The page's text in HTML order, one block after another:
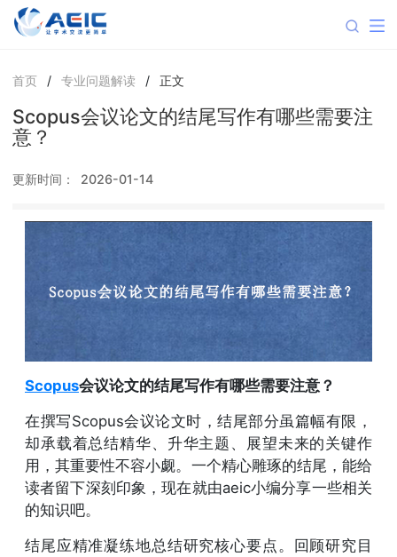
首页 / 专业问题解读 / 正文
Scopus会议论文的结尾写作有哪些需要注
意？
更新时间： 2026-01-14
Scopus会议论文的结尾写作有哪些需要注意？
在撰写Scopus会议论文时，结尾部分虽篇幅有限，
却承载着总结精华、升华主题、展望未来的关键作
用，其重要性不容小觑。一个精心雕琢的结尾，能给
读者留下深刻印象，现在就由aeic小编分享一些相关
的知识吧。
结尾应精准凝练地总结研究核心要点。回顾研究目